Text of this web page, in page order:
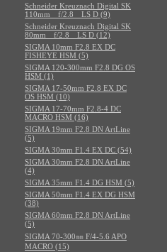
Schneider Kreuznach Digital SK
110mm f/2.8 LS D (9)
Schneider Kreuznach Digital SK
80mm f/2.8 LS D (12)
SIGMA 10mm F2.8 EX DC
FISHEYE HSM (5)
SIGMA 120-300mm F2.8 DG OS
HSM (1)
SIGMA 17-50mm F2.8 EX DC
OS HSM (10)
SIGMA 17-70mm F2.8-4 DC
MACRO HSM (16)
SIGMA 19mm F2.8 DN ArtLine
(5)
SIGMA 30mm F1.4 EX DC (54)
SIGMA 30mm F2.8 DN ArtLine
(4)
SIGMA 35mm F1.4 DG HSM (5)
SIGMA 50mm F1.4 EX DG HSM
(38)
SIGMA 60mm F2.8 DN ArtLine
(5)
SIGMA 70-300㎜ F/4-5.6 APO
MACRO (15)